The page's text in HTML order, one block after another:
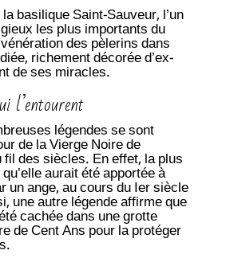
basilique Saint-Sauveur, l’un
les plus importants du
des pèlerins dans
richement décorée d’ex-
de ses miracles.
l’entourent
légendes se sont
de la Vierge Noire de
des siècles. En effet, la plus
aurait été apportée à
un ange, au cours du Ier siècle
une autre légende affirme que
cachée dans une grotte
de Cent Ans pour la protéger